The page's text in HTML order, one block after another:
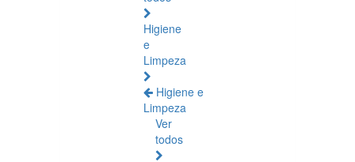
Higiene
e
Limpeza
Higiene e
Limpeza
Ver
todos